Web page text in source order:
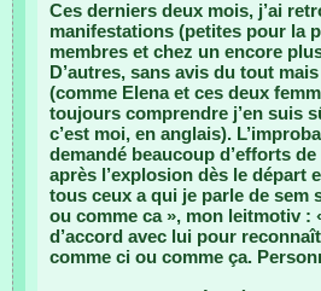
Ces derniers deux mois, j’ai
manifestations (petites pour la
membres et chez un encore
D’autres, sans avis du tout
(comme Elena et ces deux
toujours comprendre j’en suis
c’est moi, en anglais).
demandé beaucoup d’efforts
après l’explosion dès le départ
tous ceux a qui je parle de sem
ou comme ca », mon leitmotiv :
d’accord avec lui pour
comme ci ou comme ça.